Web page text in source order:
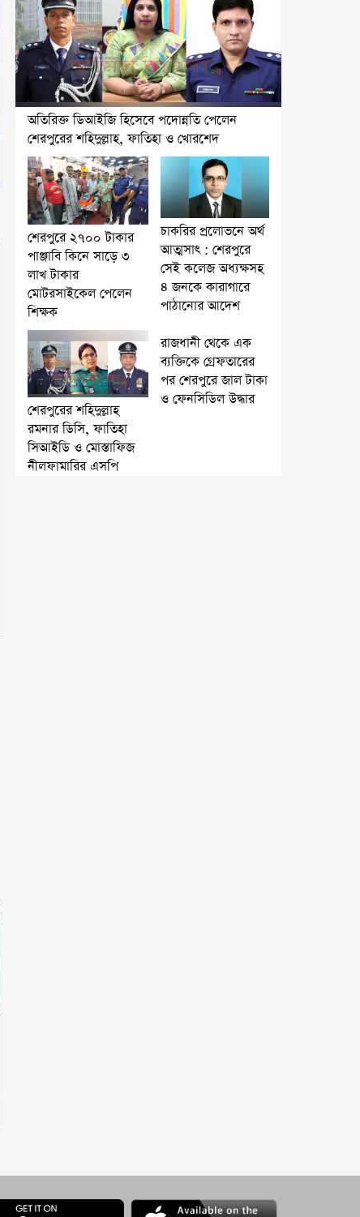
অতিরিক্ত ডিআইজি হিসেবে পদোন্নতি পেলেন
শেরপুরের শহিদুল্লাহ, ফাতিহা ও খোরশেদ
শেরপুরে ২৭০০ টাকার
পাঞ্জাবি কিনে সাড়ে ৩
লাখ টাকার
মোটরসাইকেল পেলেন
শিক্ষক
চাকরির প্রলোভনে অর্থ
আত্মসাৎ : শেরপুরে
সেই কলেজ অধ্যক্ষসহ
৪ জনকে কারাগারে
পাঠানোর আদেশ
শেরপুরের শহিদুল্লাহ
রমনার ডিসি, ফাতিহা
সিআইডি ও মোস্তাফিজ
নীলফামারির এসপি
রাজধানী থেকে এক
ব্যক্তিকে গ্রেফতারের
পর শেরপুরে জাল টাকা
ও ফেনসিডিল উদ্ধার